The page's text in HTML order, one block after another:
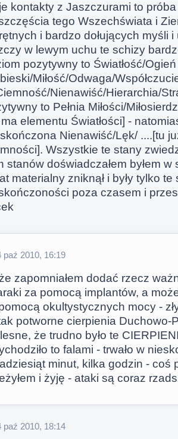
kontakty z Jaszczurami to
tego Wszechświata i
i bardzo dołujących myśli
w lewym uchu te schizy
pozytywny to Światłość/Ogień
Miłość/Odwaga/
Nienawiść/Hierarchia/
to Pełnia Miłości/
elementu Światłości] -
Nienawiść/Lęk/ ....[tu
Wszystkie te stany
stanów doświadczałem byłem w
materialny zniknął i były tylko
poza czasem i
paź 2010, 16:19
zapomniałem dodać rzecz
za pomocą implantów, a
okultystycznych mocy -
potworne cierpienia Duchowo-
że trudno było te
to falami - trwało w
minut, kilka godzin - coś
i żyję - ataki są coraz
paź 2010, 18:14